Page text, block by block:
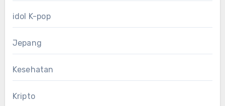
idol K-pop
Jepang
Kesehatan
Kripto